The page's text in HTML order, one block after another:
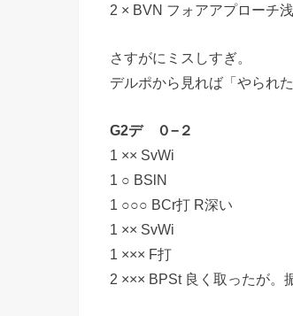
2 × BVN フォアアプローチ
さすがにミスしすぎ。
デルポから見れば「やられ
G2デ ０−２
1 ×× SvWi
1 ○ BSlN
1 ○○○ BCr打 R深い
1 ×× SvWi
1 ××× F打
2 ××× BPSt 良く取ったが。